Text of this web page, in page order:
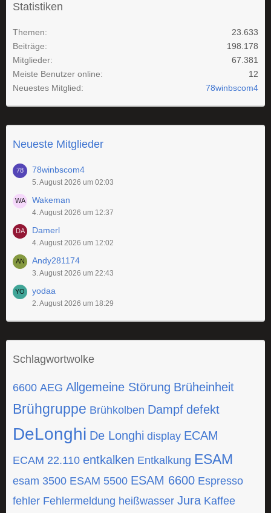
Statistiken
Themen
23.633
Beiträge
198.178
Mitglieder
67.381
Meiste Benutzer online
12
Neuestes Mitglied
78winbscom4
Neueste Mitglieder
78winbscom4
5. August 2026 um 02:03
Wakeman
4. August 2026 um 12:37
Damerl
4. August 2026 um 12:02
Andy281174
3. August 2026 um 22:43
yodaa
2. August 2026 um 18:29
Schlagwortwolke
6600 AEG Allgemeine Störung Brüheinheit
Brühgruppe Brühkolben Dampf defekt
DeLonghi De Longhi display ECAM
ECAM 22.110 entkalken Entkalkung ESAM
esam 3500 ESAM 5500 ESAM 6600 Espresso
fehler Fehlermeldung heißwasser Jura Kaffee